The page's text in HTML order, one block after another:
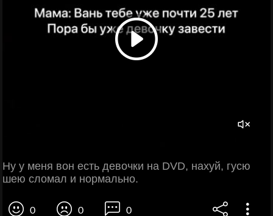
Ну у меня вон есть девочки на DVD, нахуй, гусю
шею сломал и нормально.
0 0 0